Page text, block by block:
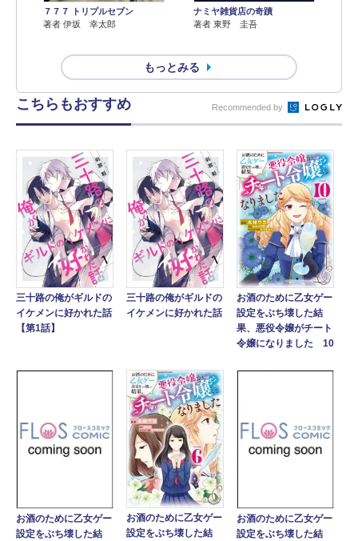
７７７ トリプルセブン
著者 伊坂 幸太郎
ナミヤ雑貨店の奇蹟
著者 東野 圭吾
もっとみる
こちらもおすすめ Recommended by
三十路の俺がギルドの
イケメンに好かれた話
【第1話】
三十路の俺がギルドの
イケメンに好かれた話
お酒のために乙女ゲー
設定をぶち壊した結
果、悪役令嬢がチート
令嬢になりました 10
お酒のために乙女ゲー
設定をぶち壊した結
お酒のために乙女ゲー
設定をぶち壊した結
お酒のために乙女ゲー
設定をぶち壊した結